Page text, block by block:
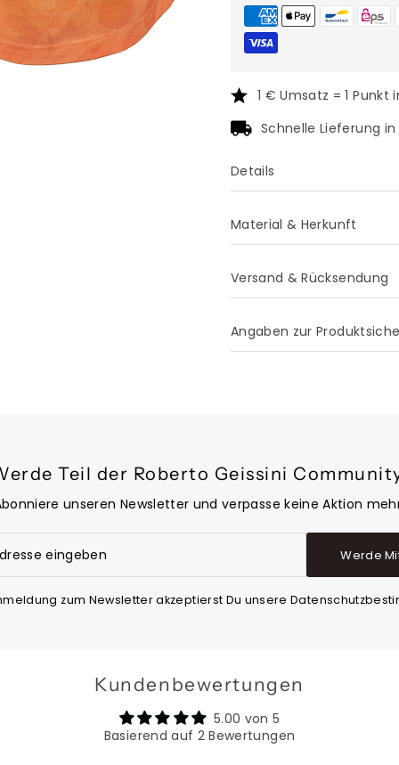
1 € Umsatz = 1 Punkt
Schnelle Lieferung
Details
Material & Herkunft
Versand & Rücksendung
Angaben zur
Teil der Roberto Geissini
unseren Newsletter und verpasse keine Aktion
Werde
zum Newsletter akzeptierst Du unsere
Kundenbewertungen
5.00 von 5
Basierend auf 2 Bewertungen